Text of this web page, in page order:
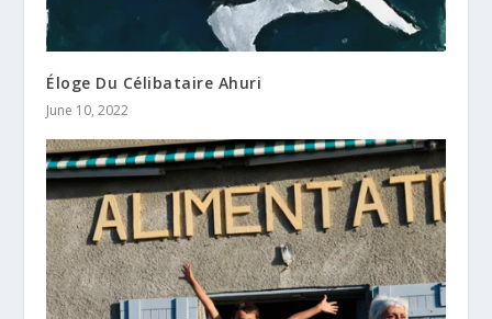
Éloge Du Célibataire Ahuri
June 10, 2022